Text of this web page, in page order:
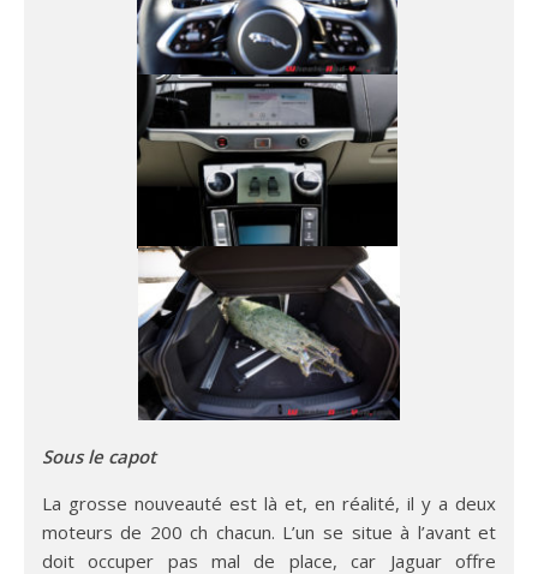
Sous le capot
La grosse nouveauté est là et, en réalité, il y a deux
moteurs de 200 ch chacun. L’un se situe à l’avant et
doit occuper pas mal de place, car Jaguar offre